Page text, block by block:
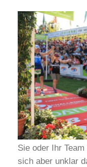
Sie oder Ihr
sich aber unklar